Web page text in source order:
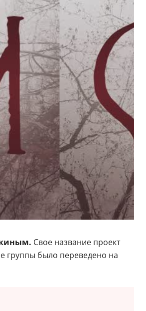
Свое название проект
группы было переведено на